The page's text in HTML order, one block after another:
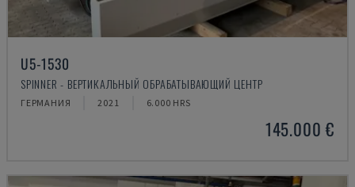
U5-1530
SPINNER - ВЕРТИКАЛЬНЫЙ ОБРАБАТЫВАЮЩИЙ ЦЕНТР
ГЕРМАНИЯ 2021 6.000 HRS
145.000 €